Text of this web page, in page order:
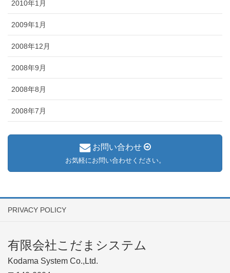
2010年1月
2009年1月
2008年12月
2008年9月
2008年8月
2008年7月
お問い合わせ
お気軽にお問い合わせください。
PRIVACY POLICY
有限会社こだまシステム
Kodama System Co.,Ltd.